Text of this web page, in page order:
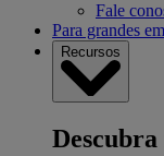
Fale
Para grandes
Recursos